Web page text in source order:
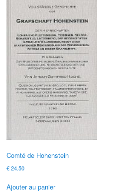
Comté de Hohenstein
€24.50
Ajouter au panier